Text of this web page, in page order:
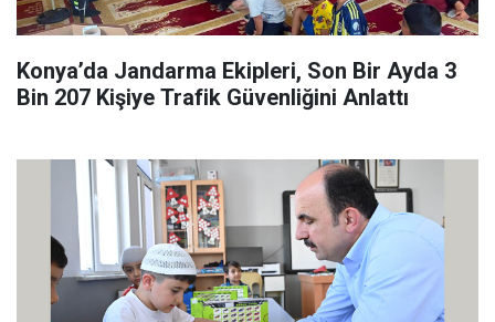
Konya’da Jandarma Ekipleri, Son Bir Ayda 3
Bin 207 Kişiye Trafik Güvenliğini Anlattı